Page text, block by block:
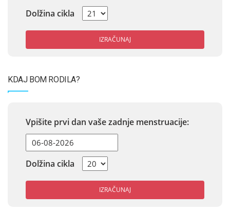
Dolžina cikla
IZRAČUNAJ
KDAJ BOM RODILA?
Vpišite prvi dan vaše zadnje menstruacije:
Dolžina cikla
IZRAČUNAJ